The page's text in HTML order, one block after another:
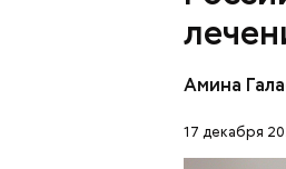
Амина
17 декабря